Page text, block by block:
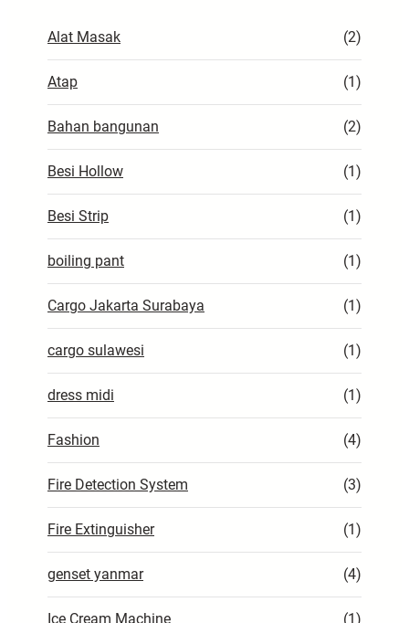
Alat Masak (2)
Atap (1)
Bahan bangunan (2)
Besi Hollow (1)
Besi Strip (1)
boiling pant (1)
Cargo Jakarta Surabaya (1)
cargo sulawesi (1)
dress midi (1)
Fashion (4)
Fire Detection System (3)
Fire Extinguisher (1)
genset yanmar (4)
Ice Cream Machine (1)